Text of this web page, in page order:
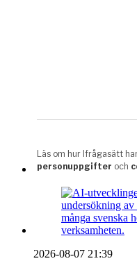
2026-08-07 21:39